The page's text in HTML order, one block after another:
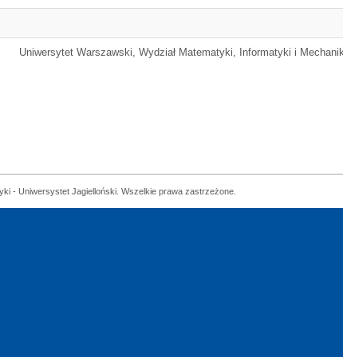
Uniwersytet Warszawski, Wydział Matematyki, Informatyki i
- Uniwersystet Jagielloński. Wszelkie prawa zastrzeżone.